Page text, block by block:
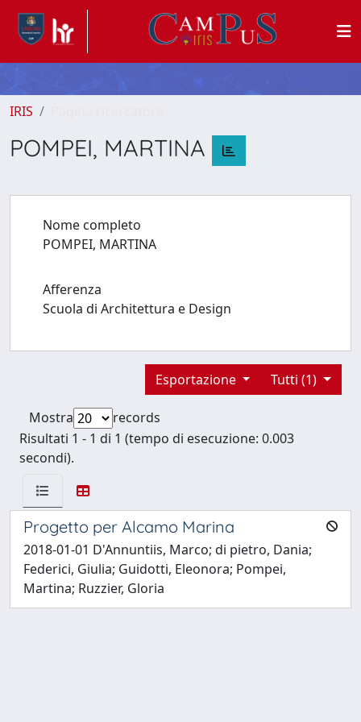
IRIS
POMPEI, MARTINA
Nome completo
POMPEI, MARTINA
Afferenza
Scuola di Architettura e Design
Tutti (1)
Esportazione
Mostra
records
Risultati 1 - 1 di 1 (tempo di esecuzione: 0.003
secondi).
Progetto per Alcamo Marina
2018-01-01 D'Annuntiis, Marco; di pietro, Dania;
Federici, Giulia; Guidotti, Eleonora; Pompei,
Martina; Ruzzier, Gloria